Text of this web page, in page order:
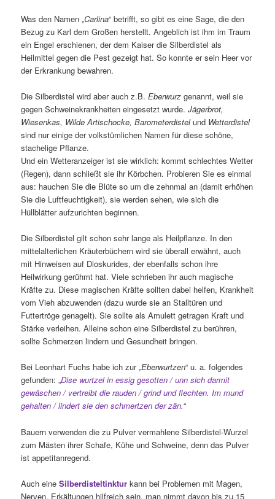
Was den Namen „Carlina“ betrifft, so gibt es eine Sage, die den
Bezug zu Karl dem Großen herstellt. Angeblich ist ihm im Traum
ein Engel erschienen, der dem Kaiser die Silberdistel als
Heilmittel gegen die Pest gezeigt hat. So konnte er sein Heer vor
der Erkrankung bewahren.
Die Silberdistel wird aber auch z.B.Eberwurzgenannt, weil sie
gegen Schweinekrankheiten eingesetzt wurde.Jägerbrot,
Wiesenkas, Wilde Artischocke, Barometerdistelund Wetterdistel
sind nur einige der volkstümlichen Namen für diese schöne,
stachelige Pflanze.
Und ein Wetteranzeiger ist sie wirklich: kommt schlechtes Wetter
(Regen), dann schließt sie ihr Körbchen. Probieren Sie es einmal
aus: hauchen Sie die Blüte so um die zehnmal an (damit erhöhen
Sie die Luftfeuchtigkeit), sie werden sehen, wie sich die
Hüllblätter aufzurichten beginnen.
Die Silberdistel gilt schon sehr lange als Heilpflanze. In den
mittelalterlichen Kräuterbüchern wird sie überall erwähnt, auch
mit Hinweisen auf Dioskurides, der ebenfalls schon ihre
Heilwirkung gerühmt hat. Viele schrieben ihr auch magische
Kräfte zu. Diese magischen Kräfte sollten dabei helfen, Krankheit
vom Vieh abzuwenden (dazu wurde sie an Stalltüren und
Futtertröge genagelt). Sie sollte als Amulett getragen Kraft und
Stärke verleihen. Alleine schon eine Silberdistel zu berühren,
sollte Schmerzen lindern und Gesundheit bringen.
Bei Leonhart Fuchs habe ich zur „Eberwurtzen“ u. a. folgendes
gefunden: „Dise wurtzel in essiggesotten / unn sich darmit
gewäschen / vertreibt dierauden / grind und flechten. Im mund
gehalten / lindert sie den schmertzen der zän.“
Bauern verwenden die zu Pulver vermahlene Silberdistel-Wurzel
zum Mästen ihrer Schafe, Kühe und Schweine, denn das Pulver
ist appetitanregend.
Auch eineSilberdisteltinktur kann bei Problemen mit Magen,
Nerven, Erkältungen hilfreich sein, man nimmt davon bis zu 15